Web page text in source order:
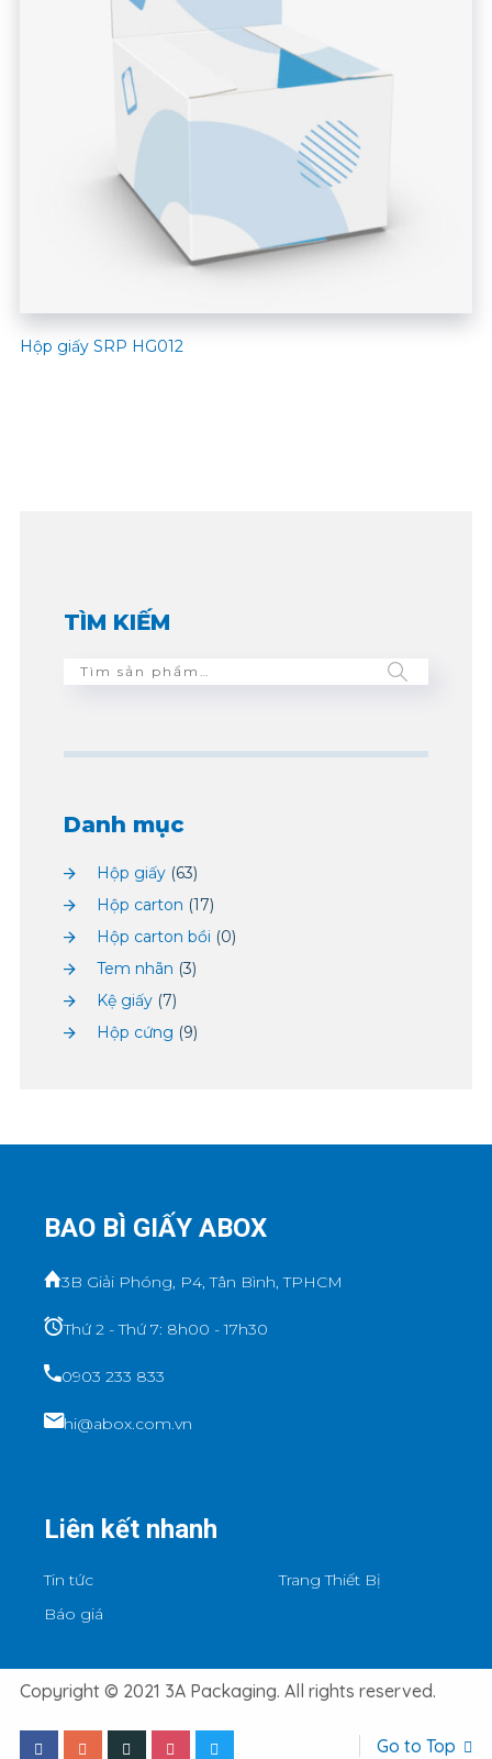
Hộp giấy SRP HG012
TÌM KIẾM
Danh mục
Hộp giấy (63)
Hộp carton (17)
Hộp carton bồi (0)
Tem nhãn (3)
Kệ giấy (7)
Hộp cứng (9)
BAO BÌ GIẤY ABOX
3B Giải Phóng, P4, Tân Bình, TPHCM
Thứ 2 - Thứ 7: 8h00 - 17h30
0903 233 833
hi@abox.com.vn
Liên kết nhanh
Tin tức
Trang Thiết Bị
Báo giá
Copyright © 2021 3A Packaging. All rights reserved.
Go to Top